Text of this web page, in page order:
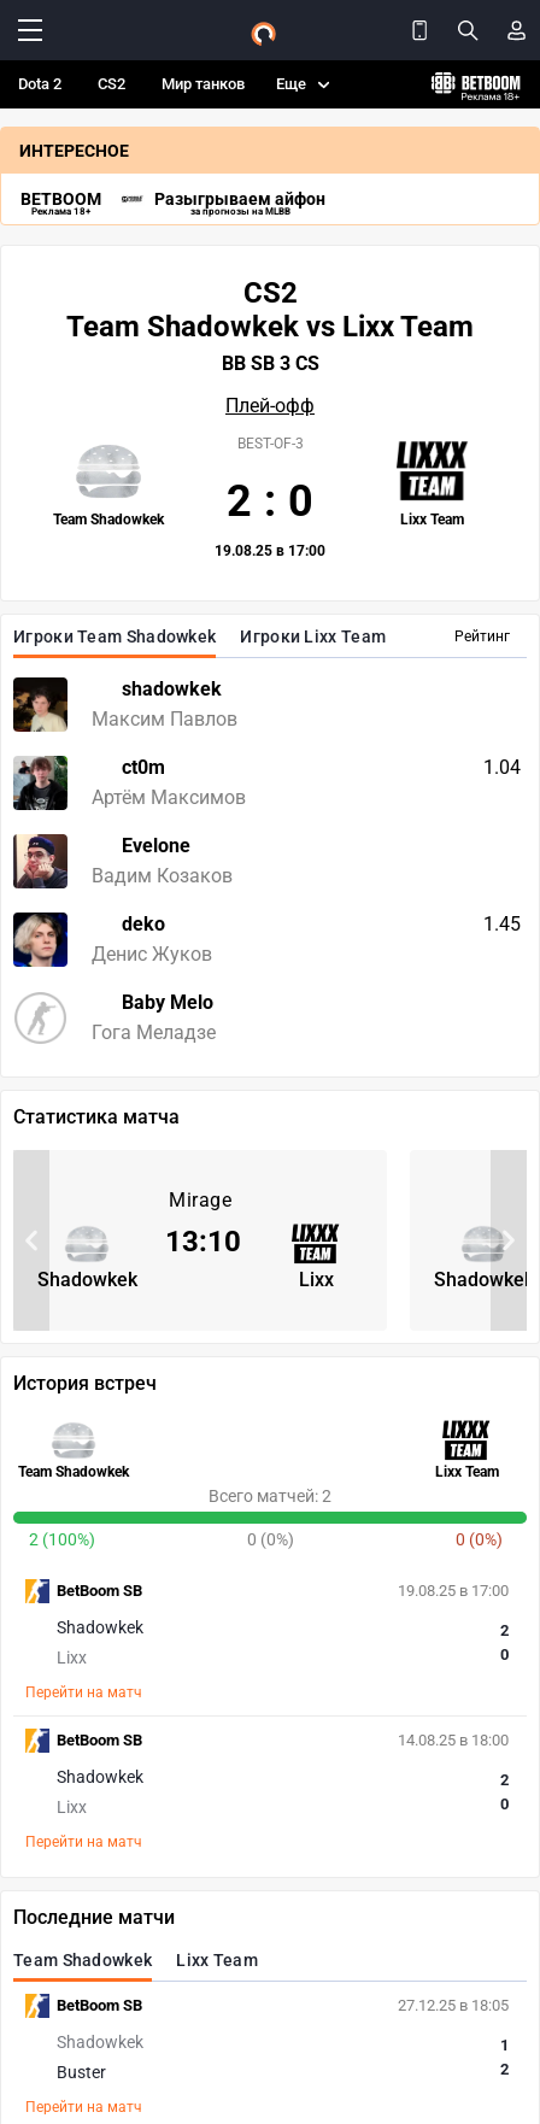
Dota 2 CS2 Мир танков Еще
ИНТЕРЕСНОЕ
BETBOOM
Реклама 18+
Разыгрываем айфон
за прогнозы на MLBB
Рейтинг
Игроки Team Shadowkek Игроки Lixx Team
shadowkek
Максим Павлов
ct0m
Артём Максимов
1.04
Evelone
Вадим Козаков
deko
Денис Жуков
1.45
Baby Melo
Гога Меладзе
CS2
Team Shadowkek vs Lixx Team
BB SB 3 CS
Плей-офф
Team Shadowkek Lixx Team
BEST-OF-3
2 : 0
19.08.25 в 17:00
Статистика матча
Mirage
Shadowkek Lixx
13:10
Shadowkek
История встреч
Team Shadowkek Lixx Team
Всего матчей: 2
2 (100%) 0 (0%) 0 (0%)
19.08.25 в 17:00
Shadowkek
Lixx
2
0
Перейти на матч
BetBoom SB
14.08.25 в 18:00
Shadowkek
Lixx
2
0
Перейти на матч
BetBoom SB
Последние матчи
Team Shadowkek Lixx Team
27.12.25 в 18:05
Shadowkek
Buster
1
2
Перейти на матч
BetBoom SB